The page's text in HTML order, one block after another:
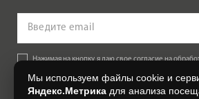
Нажимая на кнопку, я даю свое согласие на
Согласии на обработку персональных данных.
Мы используем файлы cookie и
Яндекс.Метрика для анализа